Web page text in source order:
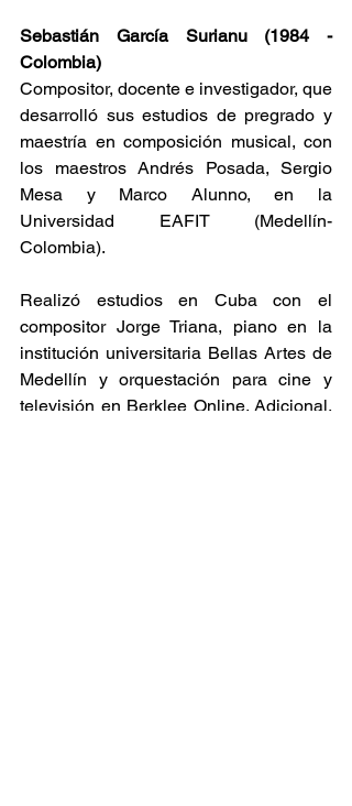
Sebastián García Surianu (1984 -
Colombia)
Compositor, docente e investigador, que
desarrolló sus estudios de pregrado y
maestría en composición musical, con
los maestros Andrés Posada, Sergio
Mesa y Marco Alunno, en la
Universidad EAFIT (Medellín-
Colombia).
Realizó estudios en Cuba con el
compositor Jorge Triana, piano en la
institución universitaria Bellas Artes de
Medellín y orquestación para cine y
televisión en Berklee Online. Adicional,